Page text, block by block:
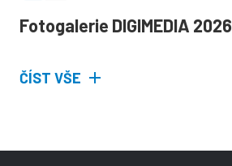
Fotogalerie DIGIMEDIA 2026
ČÍST VŠE